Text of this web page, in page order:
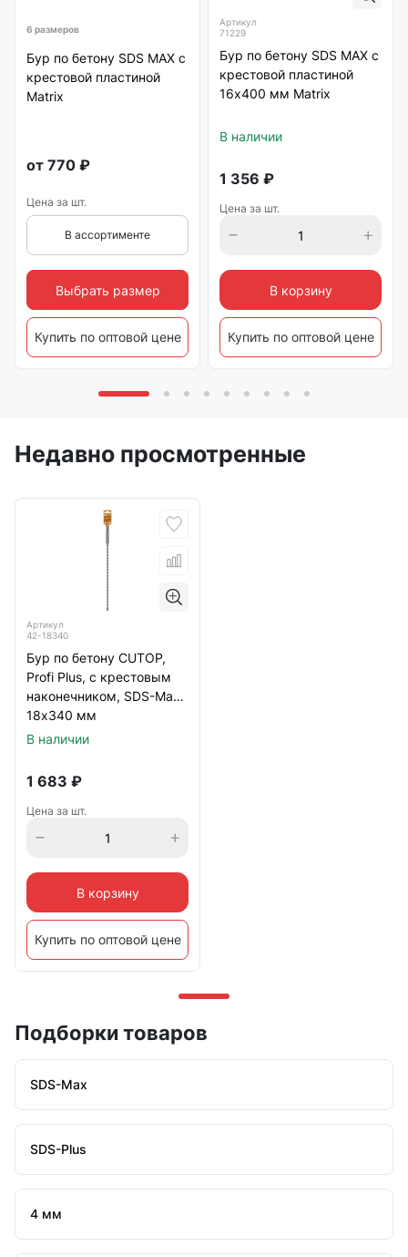
6 размеров
Бур по бетону SDS MAX с
крестовой пластиной
Matrix
от 770 ₽
Цена за шт.
В ассортименте
Выбрать размер
Купить по оптовой цене
Артикул
71229
Бур по бетону SDS MAX с
крестовой пластиной
16х400 мм Matrix
В наличии
1 356 ₽
Цена за шт.
В корзину
Купить по оптовой цене
Недавно просмотренные
Артикул
42-18340
Бур по бетону CUTOP,
Profi Plus, с крестовым
наконечником, SDS-Max,
18х340 мм
В наличии
1 683 ₽
Цена за шт.
В корзину
Купить по оптовой цене
Подборки товаров
SDS-Max
SDS-Plus
4 мм